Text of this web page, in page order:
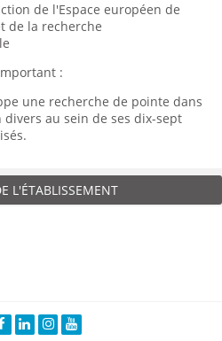
de l'Espace européen de
de la recherche
:
une recherche de pointe dans
divers au sein de ses dix-sept
L'ÉTABLISSEMENT